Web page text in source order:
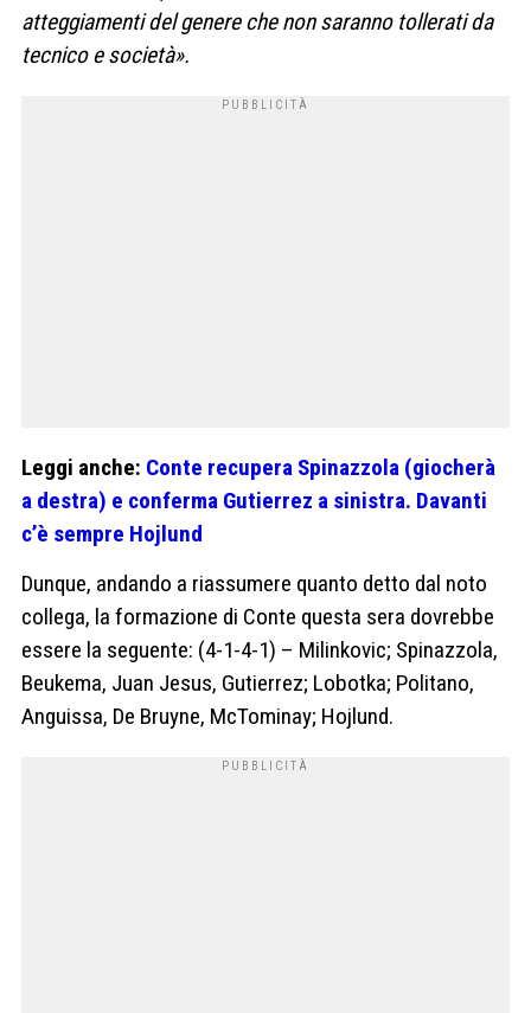
atteggiamenti del genere che non saranno tollerati da
tecnico e società».
Leggi anche: Conte recupera Spinazzola (giocherà
a destra) e conferma Gutierrez a sinistra. Davanti
c’è sempre Hojlund
Dunque, andando a riassumere quanto detto dal noto
collega, la formazione di Conte questa sera dovrebbe
essere la seguente: (4-1-4-1) – Milinkovic; Spinazzola,
Beukema, Juan Jesus, Gutierrez; Lobotka; Politano,
Anguissa, De Bruyne, McTominay; Hojlund.